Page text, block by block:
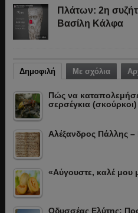
Πλάτων: 2η
Βασίλη Κάλφα
Δημοφιλή Με σχόλια
Πώς να
σερσέγκια (σκούρκοι)
Αλέξανδρος Πάλλης –
«Αύγουστε, καλέ μου
Οδυσσέας Ελύτης: